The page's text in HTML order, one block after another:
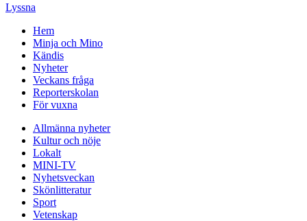
Lyssna
Hem
Minja och Mino
Kändis
Nyheter
Veckans fråga
Reporterskolan
För vuxna
Allmänna nyheter
Kultur och nöje
Lokalt
MINI-TV
Nyhetsveckan
Skönlitteratur
Sport
Vetenskap